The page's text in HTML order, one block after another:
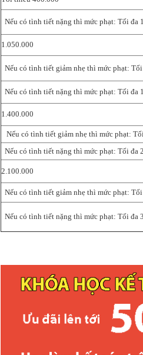
Nếu có tình tiết nặng thì mức phạt: Tối đa
1.050.000
Nếu có tình tiết giảm nhẹ thì mức phạt:
Nếu có tình tiết nặng thì mức phạt: Tối đa
1.400.000
Nếu có tình tiết giảm nhẹ thì mức phạt:
Nếu có tình tiết nặng thì mức phạt: Tối đa
2.100.000
Nếu có tình tiết giảm nhẹ thì mức phạt:
Nếu có tình tiết nặng thì mức phạt: Tối đa